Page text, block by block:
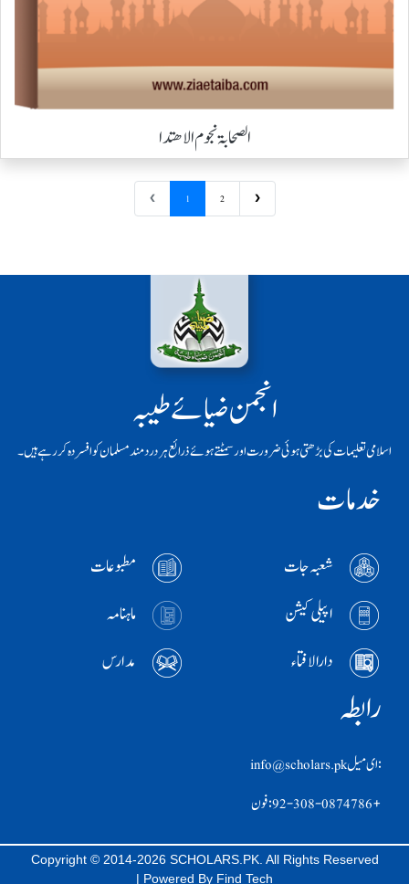
الصحابۃ نجوم الاھتدا
❮ 1 2 ❯
انجمن ضیائے طیبہ
اسلامی تعلیمات کی بڑھتی ہوئی ضرورت اور سمٹتے ہوئے ذرائع ہر دردمند مسلمان کو افسردہ کر رہے ہیں۔
خدمات
شعبہ جات
مطبوعات
اپیلی کیشن
ماہنامہ
دارالافتاء
مدارس
رابطہ
:ای ميل info@scholars.pk
+92-308-0874786 :فون
Copyright © 2014-2026 SCHOLARS.PK. All Rights Reserved
| Powered By Find Tech